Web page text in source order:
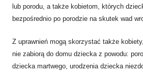
lub porodu, a także kobietom, których
bezpośrednio po porodzie na skutek wad
Z uprawnień mogą skorzystać także
nie zabiorą do domu dziecka z powodu:
dziecka martwego, urodzenia dziecka